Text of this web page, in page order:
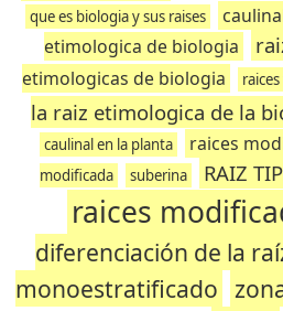
que es biologia y sus raises
etimologica de biologia
etimologicas de biologia
la raiz etimologica de la
caulinal en la planta raices
modificada
suberina RAIZ
raices
diferenciación de la
monoestratificado